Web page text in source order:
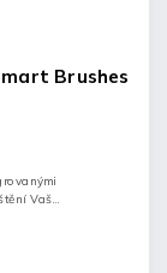
Brushes
Vaší